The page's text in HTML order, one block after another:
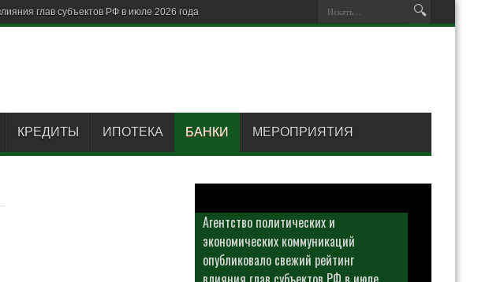
КРЕДИТЫ ИПОТЕКА БАНКИ МЕРОПРИЯТИЯ
Агентство политических и
экономических коммуникаций
опубликовало свежий рейтинг